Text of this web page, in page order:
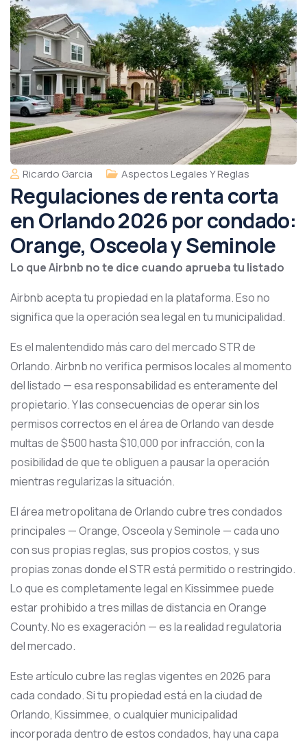
Ricardo Garcia Aspectos Legales Y Reglas
Regulaciones de renta corta
en Orlando 2026 por condado:
Orange, Osceola y Seminole
Lo que Airbnb no te dice cuando aprueba tu listado
Airbnb acepta tu propiedad en la plataforma. Eso no
significa que la operación sea legal en tu municipalidad.
Es el malentendido más caro del mercado STR de
Orlando. Airbnb no verifica permisos locales al momento
del listado — esa responsabilidad es enteramente del
propietario. Y las consecuencias de operar sin los
permisos correctos en el área de Orlando van desde
multas de $500 hasta $10,000 por infracción, con la
posibilidad de que te obliguen a pausar la operación
mientras regularizas la situación.
El área metropolitana de Orlando cubre tres condados
principales — Orange, Osceola y Seminole — cada uno
con sus propias reglas, sus propios costos, y sus
propias zonas donde el STR está permitido o restringido.
Lo que es completamente legal en Kissimmee puede
estar prohibido a tres millas de distancia en Orange
County. No es exageración — es la realidad regulatoria
del mercado.
Este artículo cubre las reglas vigentes en 2026 para
cada condado. Si tu propiedad está en la ciudad de
Orlando, Kissimmee, o cualquier municipalidad
incorporada dentro de estos condados, hay una capa